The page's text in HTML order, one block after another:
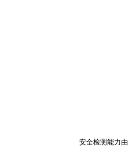
安全检测能力由